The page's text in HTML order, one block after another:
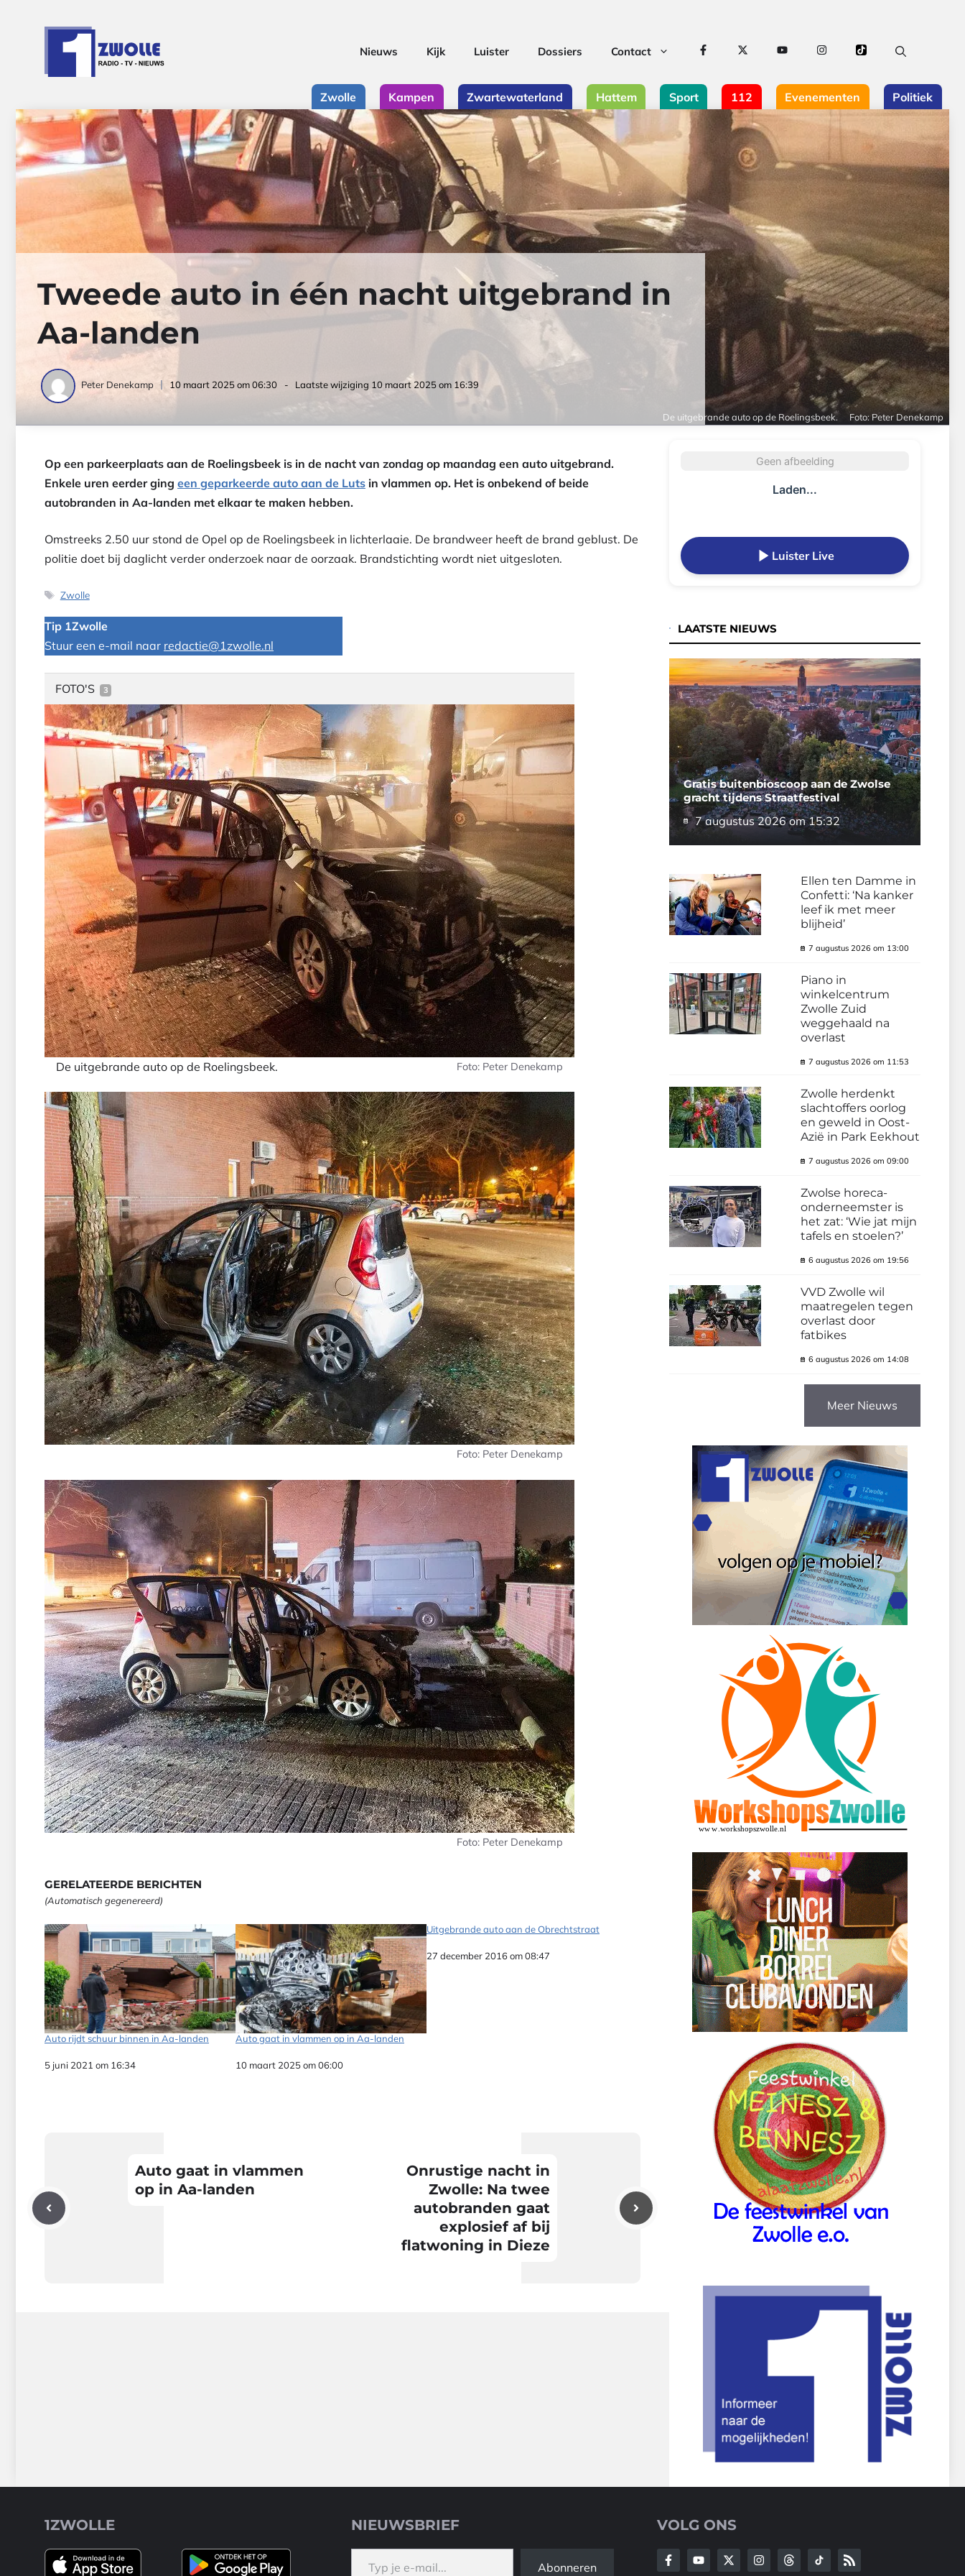
Nieuws Kijk Luister Dossiers Contact
Zwolle Kampen Zwartewaterland Hattem Sport 112 Evenementen Politiek
Tweede auto in één nacht uitgebrand in
Aa-landen
Peter Denekamp 10 maart 2025 om 06:30 - Laatste wijziging 10 maart 2025 om 16:39
De uitgebrande auto op de Roelingsbeek. Foto: Peter Denekamp
Op een parkeerplaats aan de Roelingsbeek is in de nacht van zondag op maandag een auto uitgebrand.
Enkele uren eerder ging een geparkeerde auto aan de Luts in vlammen op. Het is onbekend of beide
autobranden in Aa-landen met elkaar te maken hebben.
Omstreeks 2.50 uur stond de Opel op de Roelingsbeek in lichterlaaie. De brandweer heeft de brand geblust. De
politie doet bij daglicht verder onderzoek naar de oorzaak. Brandstichting wordt niet uitgesloten.
Tags
Zwolle
Tip 1Zwolle
Stuur een e-mail naar redactie@1zwolle.nl
FOTO'S 3
De uitgebrande auto op de Roelingsbeek. Foto: Peter Denekamp
Foto: Peter Denekamp
Foto: Peter Denekamp
GERELATEERDE BERICHTEN
(Automatisch gegenereerd)
Auto rijdt schuur binnen in Aa-landen
Datum
5 juni 2021 om 16:34
Auto gaat in vlammen op in Aa-landen
Datum
10 maart 2025 om 06:00
Uitgebrande auto aan de Obrechtstraat
Datum
27 december 2016 om 08:47
Auto gaat in vlammen
op in Aa-landen
Onrustige nacht in
Zwolle: Na twee
autobranden gaat
explosief af bij
flatwoning in Dieze
Geen afbeelding
Laden...
Luister Live
LAATSTE NIEUWS
Gratis buitenbioscoop aan de Zwolse
gracht tijdens Straatfestival
7 augustus 2026 om 15:32
Ellen ten Damme in
Confetti: ‘Na kanker
leef ik met meer
blijheid’
7 augustus 2026 om 13:00
Piano in
winkelcentrum
Zwolle Zuid
weggehaald na
overlast
7 augustus 2026 om 11:53
Zwolle herdenkt
slachtoffers oorlog
en geweld in Oost-
Azië in Park Eekhout
7 augustus 2026 om 09:00
Zwolse horeca-
onderneemster is
het zat: ‘Wie jat mijn
tafels en stoelen?’
6 augustus 2026 om 19:56
VVD Zwolle wil
maatregelen tegen
overlast door
fatbikes
6 augustus 2026 om 14:08
Meer Nieuws
1ZWOLLE NIEUWSBRIEF
Typ je e-mail...
Abonneren
VOLG ONS